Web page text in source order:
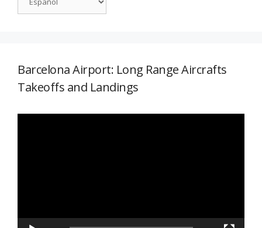
Barcelona Airport: Long Range Aircrafts
Takeoffs and Landings